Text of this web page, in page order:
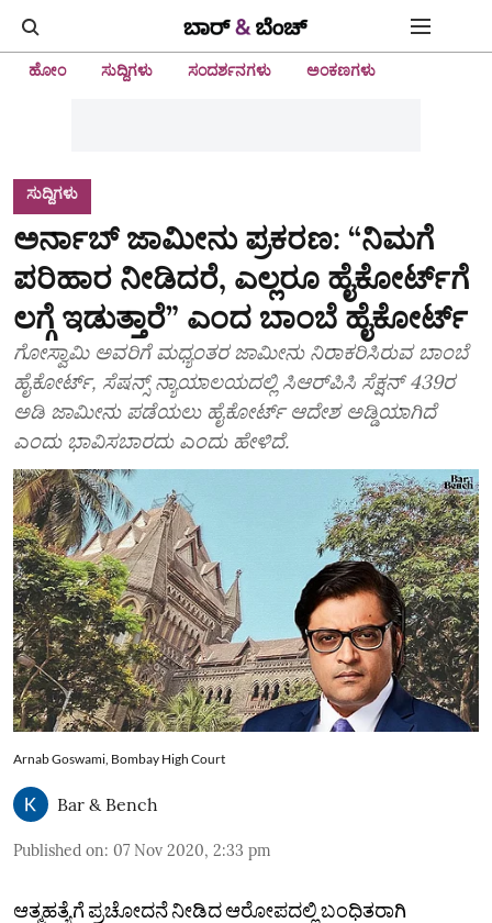
ಹೋಂ ಸುದ್ದಿಗಳು ಸಂದರ್ಶನಗಳು ಅಂಕಣಗಳು
ಸುದ್ದಿಗಳು
ಅರ್ನಾಬ್ ಜಾಮೀನು ಪ್ರಕರಣ: “ನಿಮಗೆ
ಪರಿಹಾರ ನೀಡಿದರೆ, ಎಲ್ಲರೂ ಹೈಕೋರ್ಟ್‌ಗೆ
ಲಗ್ಗೆ ಇಡುತ್ತಾರೆ” ಎಂದ ಬಾಂಬೆ ಹೈಕೋರ್ಟ್
ಗೋಸ್ವಾಮಿ ಅವರಿಗೆ ಮಧ್ಯಂತರ ಜಾಮೀನು ನಿರಾಕರಿಸಿರುವ ಬಾಂಬೆ
ಹೈಕೋರ್ಟ್, ಸೆಷನ್ಸ್‌ ನ್ಯಾಯಾಲಯದಲ್ಲಿ ಸಿಆರ್‌ಪಿಸಿ ಸೆಕ್ಷನ್ 439ರ
ಅಡಿ ಜಾಮೀನು ಪಡೆಯಲು ಹೈಕೋರ್ಟ್ ಆದೇಶ ಅಡ್ಡಿಯಾಗಿದೆ
ಎಂದು ಭಾವಿಸಬಾರದು ಎಂದು ಹೇಳಿದೆ.
Arnab Goswami, Bombay High Court
Bar & Bench
Published on: 07 Nov 2020, 2:33 pm
ಆತ್ಮಹತ್ಯೆಗೆ ಪ್ರಚೋದನೆ ನೀಡಿದ ಆರೋಪದಲ್ಲಿ ಬಂಧಿತರಾಗಿ